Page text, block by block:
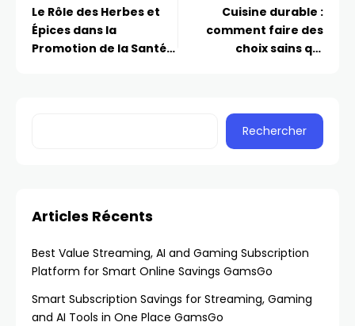
Le Rôle des Herbes et
Épices dans la
Promotion de la Santé
Cuisine durable :
comment faire des
choix sains qui
Rechercher
Articles Récents
Best Value Streaming, AI and Gaming Subscription
Platform for Smart Online Savings GamsGo
Smart Subscription Savings for Streaming, Gaming
and AI Tools in One Place GamsGo